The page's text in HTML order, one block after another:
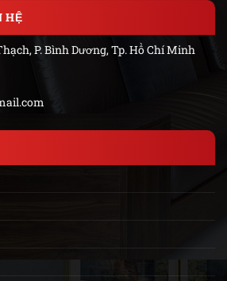
HỆ
P. Bình Dương, Tp. Hồ Chí Minh